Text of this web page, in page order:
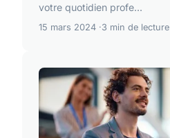
votre quotidien profe...
15 mars 2024 3 min de lecture